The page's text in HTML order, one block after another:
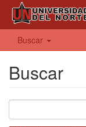
Buscar
Buscar